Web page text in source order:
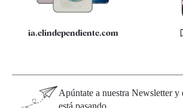
ia.elindependiente.com
Apúntate a nuestra Newsletter y
está pasando